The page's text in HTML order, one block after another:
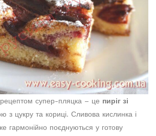
супер-пляцка – це пиріг зі
з цукру та кориці. Сливова кислинка і
гармонійно поєднуються у готову